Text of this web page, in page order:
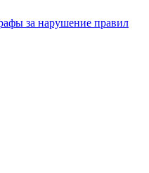
за нарушение правил